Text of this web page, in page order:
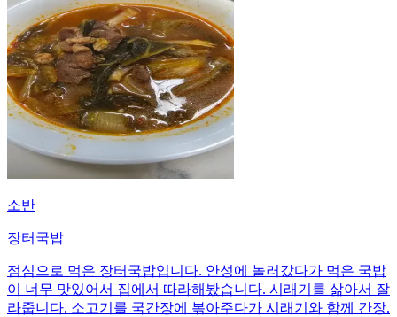
소반
장터국밥
점심으로 먹은 장터국밥입니다. 안성에 놀러갔다가 먹은 국밥
이 너무 맛있어서 집에서 따라해봤습니다. 시래기를 삶아서 잘
라줍니다. 소고기를 국간장에 볶아주다가 시래기와 함께 간장.